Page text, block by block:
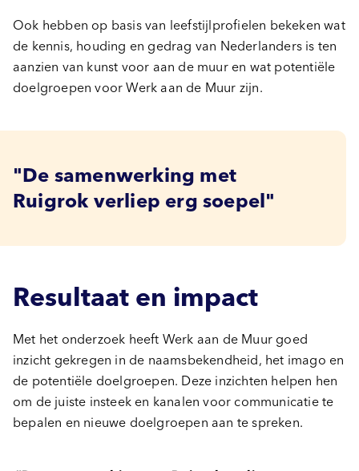
Ook hebben op basis van leefstijlprofielen bekeken wat
de kennis, houding en gedrag van Nederlanders is ten
aanzien van kunst voor aan de muur en wat potentiële
doelgroepen voor Werk aan de Muur zijn.
De samenwerking met
Ruigrok verliep erg soepel
Resultaat en impact
Met het onderzoek heeft Werk aan de Muur goed
inzicht gekregen in de naamsbekendheid, het imago en
de potentiële doelgroepen. Deze inzichten helpen hen
om de juiste insteek en kanalen voor communicatie te
bepalen en nieuwe doelgroepen aan te spreken.